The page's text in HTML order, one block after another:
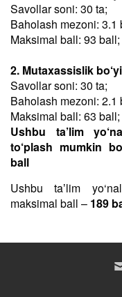
Savollar soni: 30 ta;
Baholash mezoni: 3.1
Maksimal ball: 93 ball;
2. Mutaxassislik
Savollar soni: 30 ta;
Baholash mezoni: 2.1
Maksimal ball: 63 ball;
Ushbu ta’lim
to‘plash mumkin
ball
Ushbu taʼlim
maksimal ball – 189